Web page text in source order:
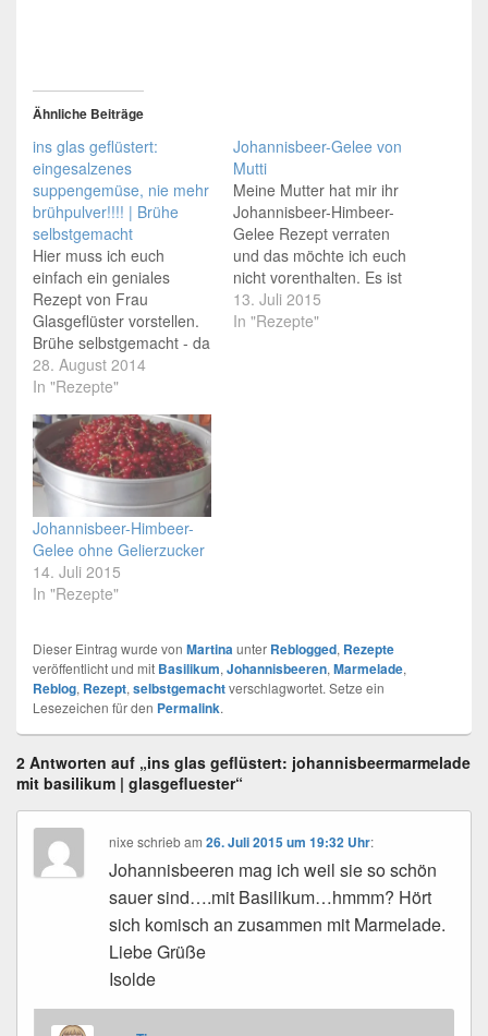
Ähnliche Beiträge
ins glas geflüstert:
eingesalzenes
suppengemüse, nie mehr
brühpulver!!!! | Brühe
selbstgemacht
Hier muss ich euch
einfach ein geniales
Rezept von Frau
Glasgeflüster vorstellen.
Brühe selbstgemacht - da
weiß man, was auch
wirklich drin ist. Keine
kein
Konservierungsgedöns ...
Das einzige was ihr
braucht sind Möhren,
Sellerie,
Petersilienwurzel, Lauch,
Petersilie, Kerbel und was
ihr noch so in der
Brühe…
28. August 2014
In "Rezepte"
Johannisbeer-Gelee von
Mutti
Meine Mutter hat mir ihr
Johannisbeer-Himbeer-
Gelee Rezept verraten
und das möchte ich euch
nicht vorenthalten. Es ist
eine Erinnerung an meine
Kindheit mit Butterbrot,
13. Juli 2015
In "Rezepte"
Johannisbeer-Himbeer-
Gelee ohne Gelierzucker
14. Juli 2015
In "Rezepte"
Dieser Eintrag wurde von Martinaunter Reblogged, Rezepte
veröffentlicht und mit Basilikum, Johannisbeeren, Marmelade,
Reblog, Rezept, selbstgemachtverschlagwortet. Setze ein
Lesezeichen für den Permalink.
2 Antworten auf „ins glas geflüstert: johannisbeermarmelade
mit basilikum | glasgefluester“
nixe schriebam26. Juli 2015 um 19:32 Uhr:
Johannisbeeren mag ich weil sie so schön
sauer sind….mit Basilikum…hmmm? Hört
sich komisch an zusammen mit Marmelade.
Liebe Grüße
Isolde